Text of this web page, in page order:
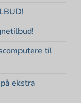
til
ekstra